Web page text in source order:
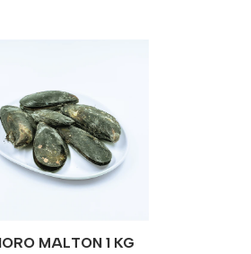
MALTON 1 KG